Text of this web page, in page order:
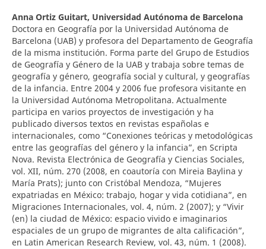
Anna Ortiz Guitart, Universidad Autónoma de Barcelona
Doctora en Geografía por la Universidad Autónoma de
Barcelona (UAB) y profesora del Departamento de Geografía
de la misma institución. Forma parte del Grupo de Estudios
de Geografía y Género de la UAB y trabaja sobre temas de
geografía y género, geografía social y cultural, y geografías
de la infancia. Entre 2004 y 2006 fue profesora visitante en
la Universidad Autónoma Metropolitana. Actualmente
participa en varios proyectos de investigación y ha
publicado diversos textos en revistas españolas e
internacionales, como “Conexiones teóricas y metodológicas
entre las geografías del género y la infancia”, en Scripta
Nova. Revista Electrónica de Geografía y Ciencias Sociales,
vol. XII, núm. 270 (2008, en coautoría con Mireia Baylina y
María Prats); junto con Cristóbal Mendoza, “Mujeres
expatriadas en México: trabajo, hogar y vida cotidiana”, en
Migraciones Internacionales, vol. 4, núm. 2 (2007); y “Vivir
(en) la ciudad de México: espacio vivido e imaginarios
espaciales de un grupo de migrantes de alta calificación”,
en Latin American Research Review, vol. 43, núm. 1 (2008).